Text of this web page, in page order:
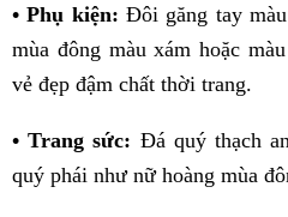
• Phụ kiện: Đôi găng tay
mùa đông màu xám hoặc
vẻ đẹp đậm chất thời trang.
• Trang sức: Đá quý thạch
quý phái như nữ hoàng mùa